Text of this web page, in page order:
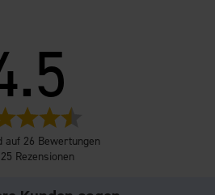
von
auf 26 Bewertungen
Rezensionen